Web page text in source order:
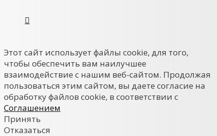
Этот сайт использует файлы cookie, для того,
чтобы обеспечить вам наилучшее
взаимодействие с нашим веб-сайтом. Продолжая
пользоваться этим сайтом, вы даете согласие на
обработку файлов cookie, в соответствии с
Соглашением
Принять
Отказаться